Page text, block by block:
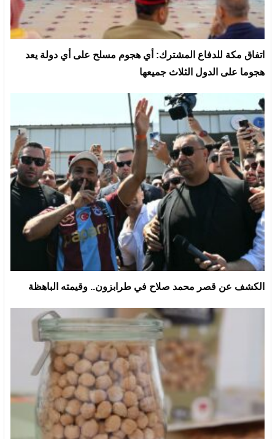
‏اتفاق مكة للدفاع المشترك: أي هجوم مسلح على أي دولة يعد
هجوما على الدول الثلاث جميعها
الكشف عن قصر محمد صلاح في طرابزون.. وقيمته الباهظة